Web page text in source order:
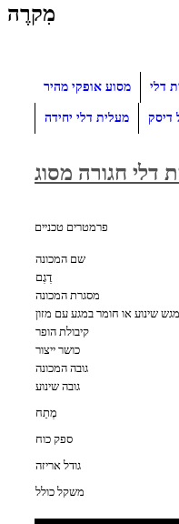
מִקרֶה
מסוע אופקי מהיר דלי
מעלית דלי יחידה דיסק
פרמטרים טכניים
שם המכונה
דֶגֶם
מסגרת המכונה
מגש שינוע או חומר במגע עם מזון
קיבולת הופר
כושר ייצור
גובה המכונה
גובה שינוע
מֶתַח
ספק כוח
גודל אריזה
משקל כולל